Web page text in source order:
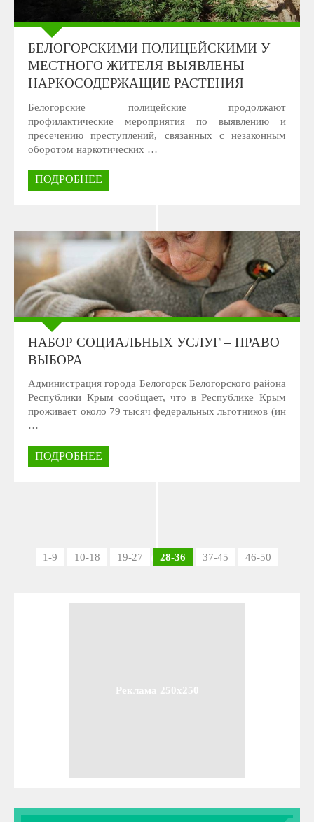
БЕЛОГОРСКИМИ ПОЛИЦЕЙСКИМИ У
МЕСТНОГО ЖИТЕЛЯ ВЫЯВЛЕНЫ
НАРКОСОДЕРЖАЩИЕ РАСТЕНИЯ
Белогорские полицейские продолжают
профилактические мероприятия по выявлению и
пресечению преступлений, связанных с незаконным
оборотом наркотических …
ПОДРОБНЕЕ
НАБОР СОЦИАЛЬНЫХ УСЛУГ – ПРАВО
ВЫБОРА
Администрация города Белогорск Белогорского района
Республики Крым сообщает, что в Республике Крым
проживает около 79 тысяч федеральных льготников (ин
…
ПОДРОБНЕЕ
1-9 10-18 19-27 28-36 37-45 46-50
Реклама 250x250